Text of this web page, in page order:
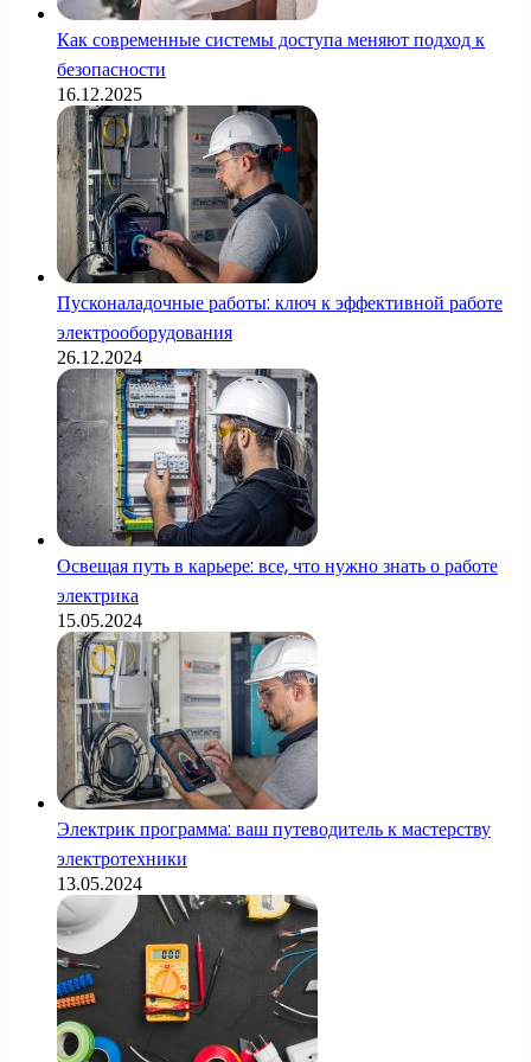
Как современные системы доступа меняют подход к
безопасности
16.12.2025
Пусконаладочные работы: ключ к эффективной работе
электрооборудования
26.12.2024
Освещая путь в карьере: все, что нужно знать о работе
электрика
15.05.2024
Электрик программа: ваш путеводитель к мастерству
электротехники
13.05.2024